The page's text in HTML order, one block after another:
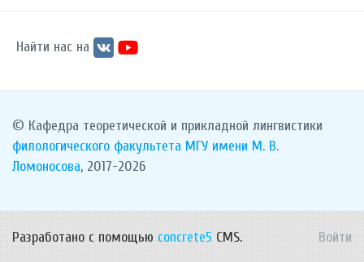
Найти нас на
© Кафедра теоретической и прикладной лингвистики
филологического факультета МГУ имени М. В.
Ломоносова, 2017-2026
Разработано с помощью concrete5 CMS. Войти